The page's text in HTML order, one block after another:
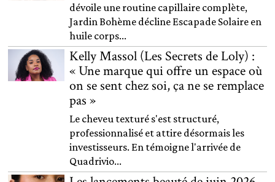
dévoile une routine capillaire complète,
Jardin Bohème décline Escapade Solaire en
huile corps...
Kelly Massol (Les Secrets de Loly) :
« Une marque qui offre un espace où
on se sent chez soi, ça ne se remplace
pas »
Le cheveu texturé s'est structuré,
professionnalisé et attire désormais les
investisseurs. En témoigne l'arrivée de
Quadrivio...